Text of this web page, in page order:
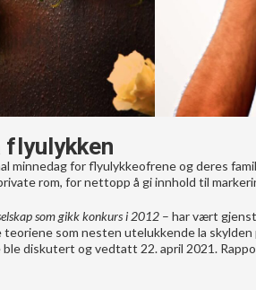
minnedag for flyulykkeofrene og deres
rom, for nettopp å gi innhold til
som gikk konkurs i 2012 – har vært
som nesten utelukkende la
diskutert og vedtatt 22. april 2021.